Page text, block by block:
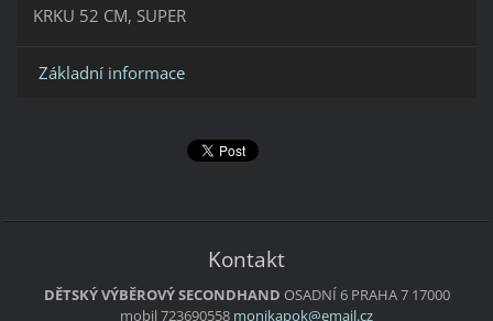
KRKU 52 CM, SUPER
Základní informace
Kontakt
DĚTSKÝ VÝBĚROVÝ SECONDHAND OSADNÍ 6PRAHA 717000
mobil 723690558 monikapok@email.cz